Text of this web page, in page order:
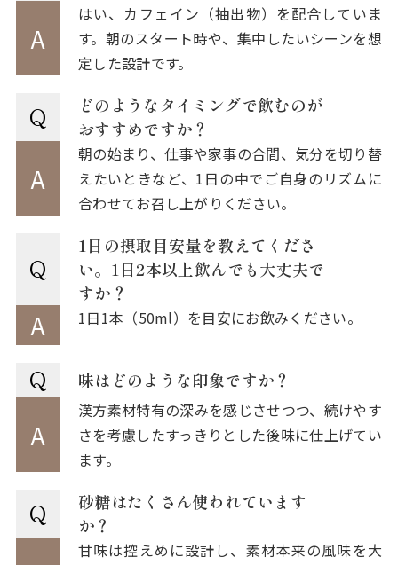
A
はい、カフェイン（抽出物）を配合していま
す。朝のスタート時や、集中したいシーンを想
定した設計です。
Q
どのようなタイミングで飲むのが
おすすめですか？
A
朝の始まり、仕事や家事の合間、気分を切り替
えたいときなど、1日の中でご自身のリズムに
合わせてお召し上がりください。
Q
1日の摂取目安量を教えてくださ
い。1日2本以上飲んでも大丈夫で
すか？
A 1日1本（50ml）を目安にお飲みください。
Q 味はどのような印象ですか？
A
漢方素材特有の深みを感じさせつつ、続けやす
さを考慮したすっきりとした後味に仕上げてい
ます。
Q
砂糖はたくさん使われています
か？
甘味は控えめに設計し、素材本来の風味を大